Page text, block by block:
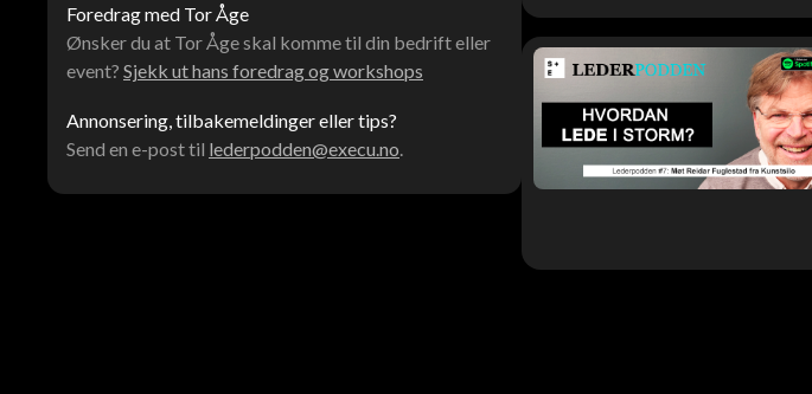
Foredrag med Tor Åge
Ønsker du at Tor Åge skal komme til din bedrift eller
event? Sjekk ut hans foredrag og workshops
Annonsering, tilbakemeldinger eller tips?
Send en e-post til lederpodden@execu.no.